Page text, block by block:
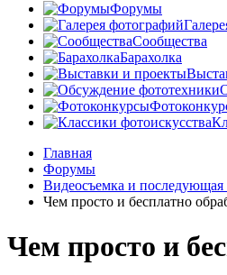
Форумы
Сообщества
Барахолка
Главная
Форумы
Видеосъемка и последующая
Чем просто и бесплатно
Чем просто и